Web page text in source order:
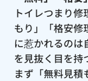
トイレつまり
もり」「格安修
に惹かれるのは
を見抜く目を持
まず「無料見積